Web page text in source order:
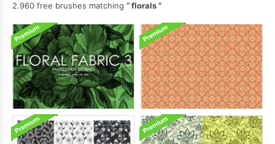
2.960 free brushes matching
florals